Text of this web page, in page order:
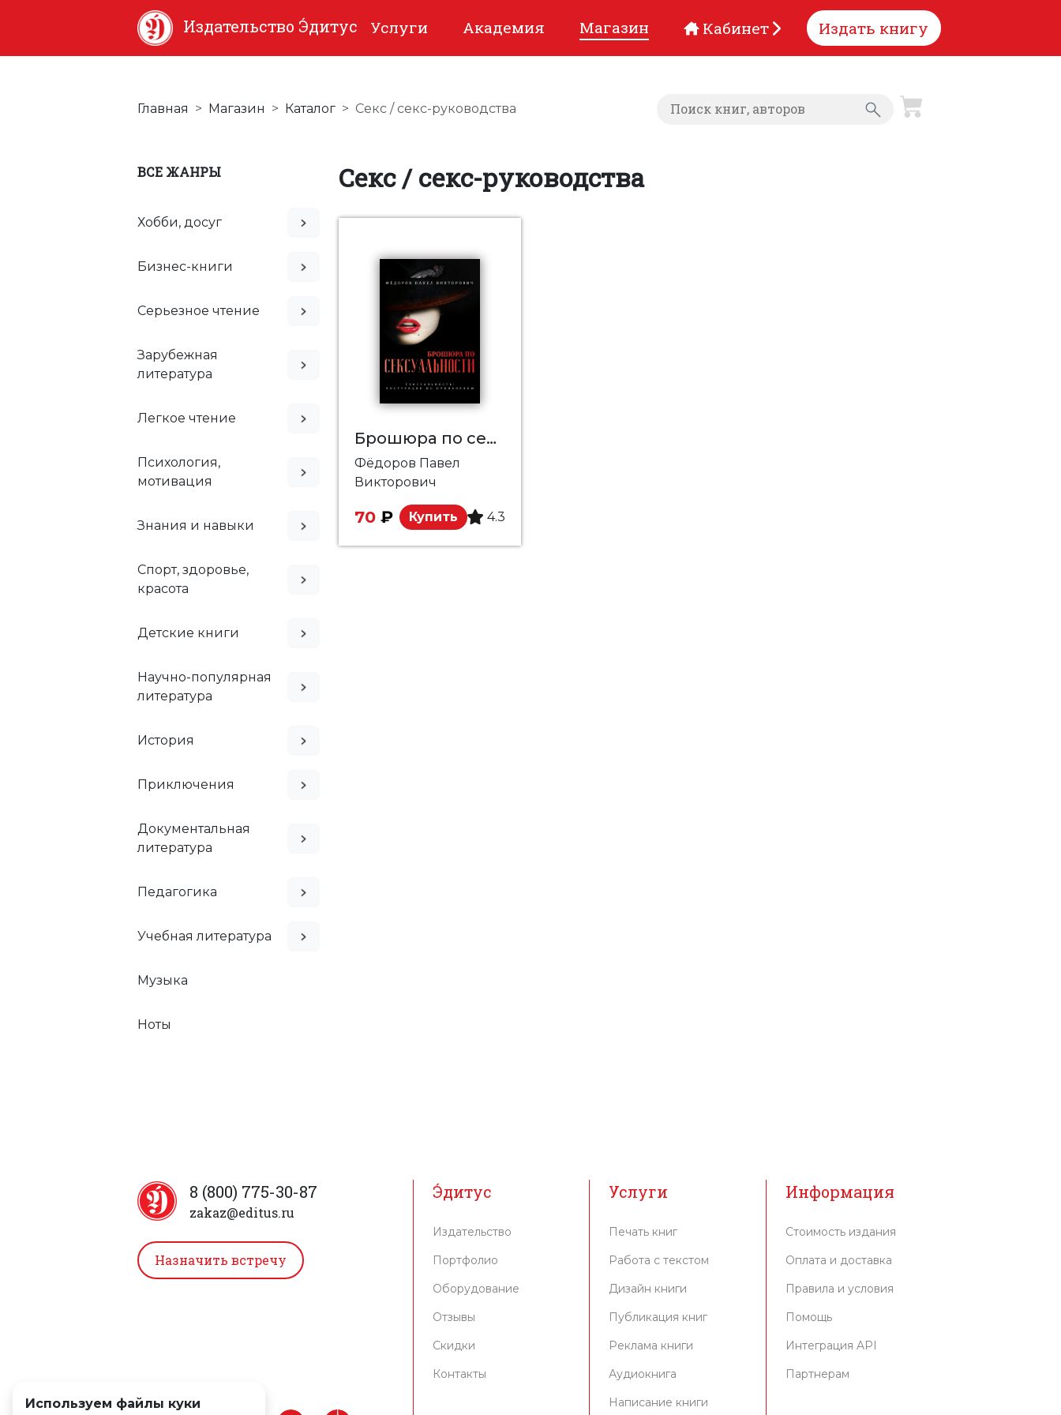
Издательство Э́дитус Услуги Академия Магазин Кабинет Издать книгу
Главная Магазин Каталог Секс / секс-руководства
ВСЕ ЖАНРЫ
Хобби, досуг
Бизнес-книги
Серьезное чтение
Зарубежная
литература
Легкое чтение
Психология,
мотивация
Знания и навыки
Спорт, здоровье,
красота
Детские книги
Научно-популярная
литература
История
Приключения
Документальная
литература
Педагогика
Учебная литература
Музыка
Ноты
Секс / секс-руководства
Брошюра по сексуальности
Фёдоров Павел
Викторович
70 ₽ Купить 4.3
8 (800) 775-30-87
zakaz@editus.ru
Назначить встречу
Э́дитус
Издательство
Портфолио
Оборудование
Отзывы
Скидки
Контакты
Услуги
Печать книг
Работа с текстом
Дизайн книги
Публикация книг
Реклама книги
Аудиокнига
Написание книги
Информация
Стоимость издания
Оплата и доставка
Правила и условия
Помощь
Интеграция API
Партнерам
Используем файлы куки